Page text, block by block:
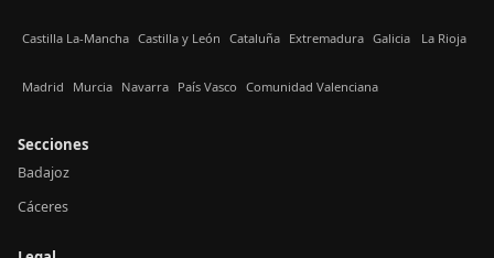
Castilla La-Mancha Castilla y León Cataluña Extremadura Galicia La Rioja
Madrid Murcia Navarra País Vasco Comunidad Valenciana
Secciones
Badajoz
Cáceres